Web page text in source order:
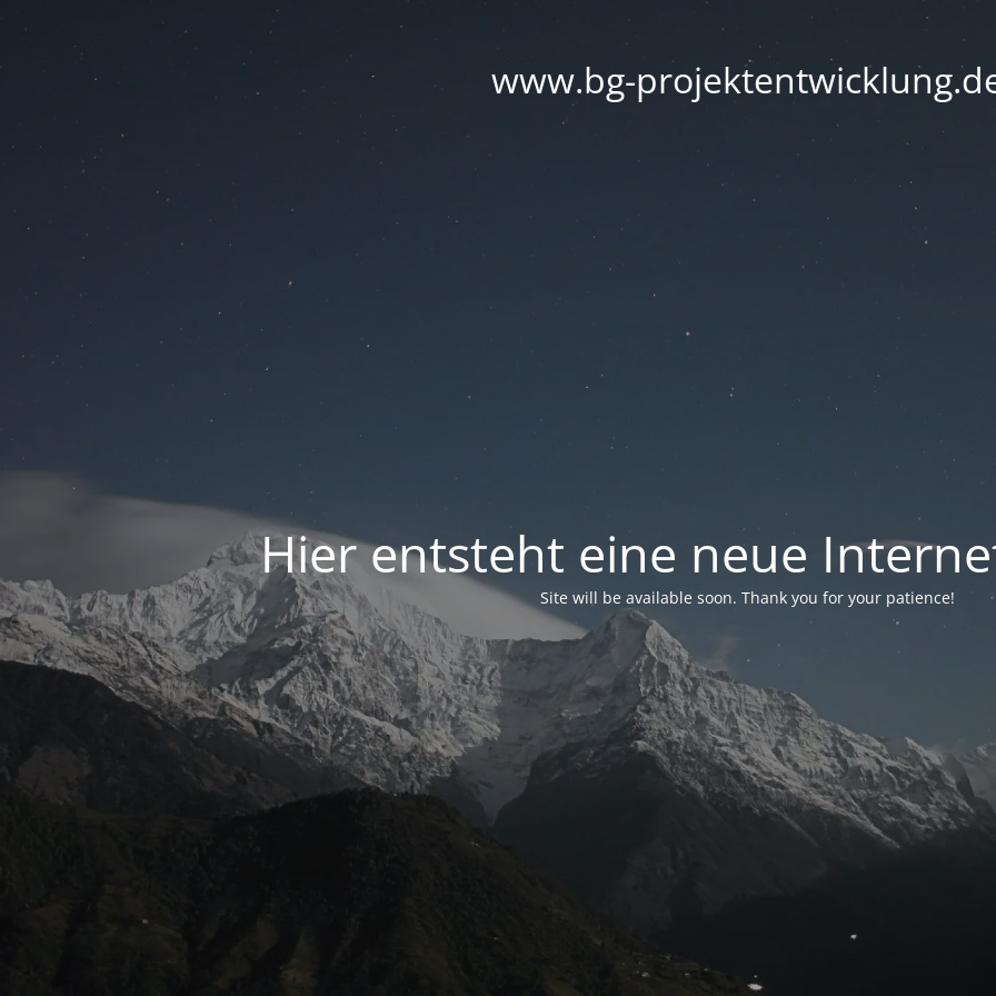
www.bg-
Hier entsteht eine neue
Site will be available soon. Thank you for your patience!